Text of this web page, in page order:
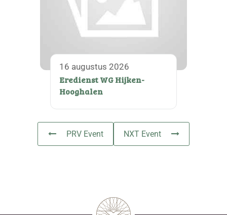
16 augustus 2026
Eredienst WG Hijken-
Hooghalen
PRV Event NXT Event